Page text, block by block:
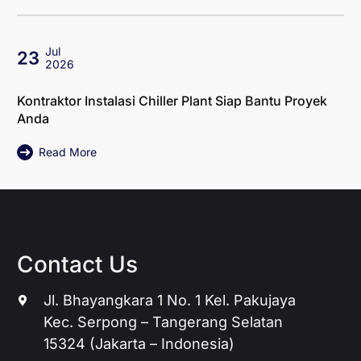
23 Jul
2026
Kontraktor Instalasi Chiller Plant Siap Bantu Proyek
Anda
Read More
Contact Us
Jl. Bhayangkara 1 No. 1 Kel. Pakujaya
Kec. Serpong – Tangerang Selatan
15324 (Jakarta – Indonesia)